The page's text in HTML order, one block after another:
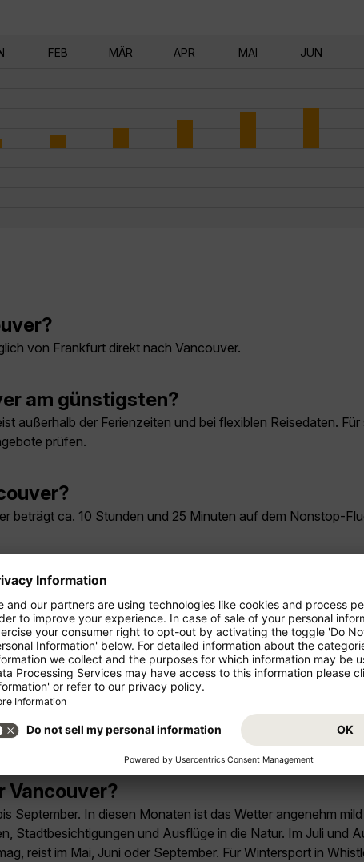
FEB MÄR APR MAI JUN
von Frankfurt direkt nach Vancouver.
am günstigsten?
außerhalb der Ferienzeiten und bei flexiblen Reisedaten.
prüfen.
beträgt ca. 10 Stunden und 25 Minuten auf dem Nonstop-
nach Vancouver?
nach Vancouver?
mit dem Airbus A330-900neo.
Frankfurt nach Vancouver. Die saisonale Verbindung
Vancouver?
September. In diesen Monaten ist das Wetter angenehm
Stadtbesichtigungen und Ausflüge in die Natur. Im Juli und
reist im Mai, Juni oder September. Für Wintersport in